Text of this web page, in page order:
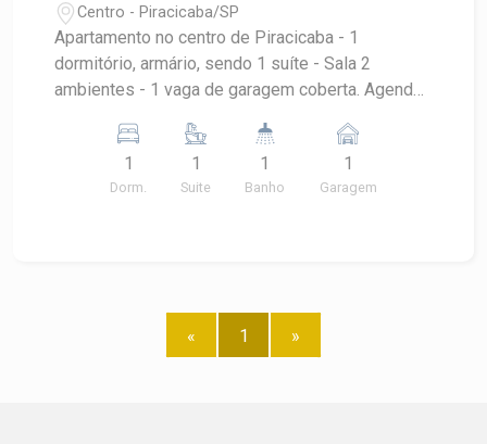
Centro - Piracicaba/SP
Apartamento no centro de Piracicaba - 1
dormitório, armário, sendo 1 suíte - Sala 2
ambientes - 1 vaga de garagem coberta. Agende
1
Dorm.
1
Suite
1
Banho
1
Garagem
« 1 »